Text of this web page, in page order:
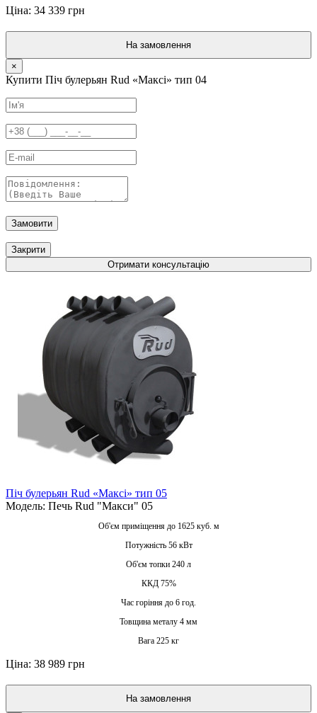
Ціна: 34 339 грн
На замовлення
×
Купити Піч булерьян Rud «Максі» тип 04
Замовити
Закрити
Отримати консультацію
Піч булерьян Rud «Максі» тип 05
Модель: Печь Rud "Макси" 05
Об'єм приміщення до 1625 куб. м
Потужність 56 кВт
Об'єм топки 240 л
ККД 75%
Час горіння до 6 год.
Товщина металу 4 мм
Вага 225 кг
Ціна: 38 989 грн
На замовлення